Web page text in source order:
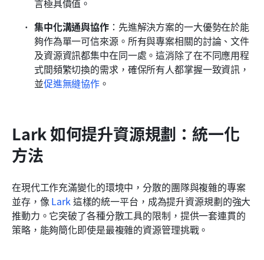
言極具價值。
集中化溝通與協作：先進解決方案的一大優勢在於能
夠作為單一可信來源。所有與專案相關的討論、文件
及資源資訊都集中在同一處。這消除了在不同應用程
式間頻繁切換的需求，確保所有人都掌握一致資訊，
並促進無縫協作 。
Lark 如何提升資源規劃：統一化
方法
在現代工作充滿變化的環境中，分散的團隊與複雜的專案
並存，像 Lark 這樣的統一平台，成為提升資源規劃的強大
推動力。它突破了各種分散工具的限制，提供一套連貫的
策略，能夠簡化即使是最複雜的資源管理挑戰。